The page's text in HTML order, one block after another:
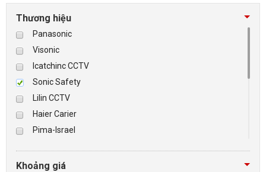
Thương hiệu
Panasonic
Visonic
Icatchinc CCTV
Sonic Safety
Lilin CCTV
Haier Carier
Pima-Israel
Checkpoint
Khoảng giá
KIỂM SOÁT VÀO RA
BÁO ĐỘNG, BÁO CHÁY
NHÀ THÔNG MINH
LIÊN HỆ